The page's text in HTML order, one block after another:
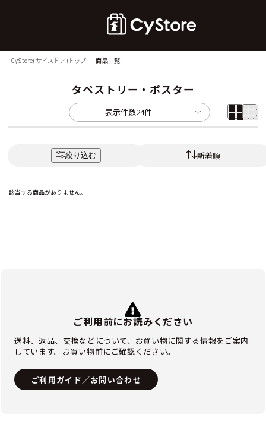
CyStore(サイストア)トップ 商品一覧
タペストリー・ポスター
表示件数24件
絞り込む 新着順
該当する商品がありません。
ご利用前にお読みください
送料、返品、交換などについて、お買い物に関する情報をご案内
しています。お買い物前にご確認ください。
ご利用ガイド／お問い合わせ